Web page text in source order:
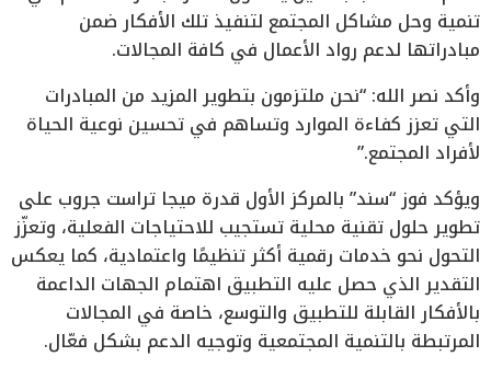
تنمية وحل مشاكل المجتمع لتنفيذ تلك الأفكار ضمن
مبادراتها لدعم رواد الأعمال في كافة المجالات.
وأكد نصر الله: “نحن ملتزمون بتطوير المزيد من المبادرات
التي تعزز كفاءة الموارد وتساهم في تحسين نوعية الحياة
لأفراد المجتمع.”
ويؤكد فوز “سند” بالمركز الأول قدرة ميجا تراست جروب على
تطوير حلول تقنية محلية تستجيب للاحتياجات الفعلية، وتعزّز
التحول نحو خدمات رقمية أكثر تنظيمًا واعتمادية، كما يعكس
التقدير الذي حصل عليه التطبيق اهتمام الجهات الداعمة
بالأفكار القابلة للتطبيق والتوسع، خاصة في المجالات
المرتبطة بالتنمية المجتمعية وتوجيه الدعم بشكل فعّال.